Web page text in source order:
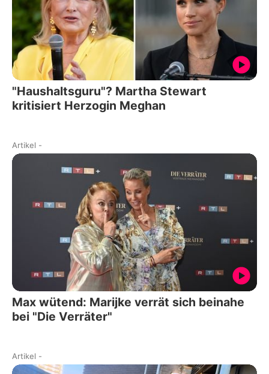
"Haushaltsguru"? Martha Stewart
kritisiert Herzogin Meghan
Artikel -
Max wütend: Marijke verrät sich beinahe
bei "Die Verräter"
Artikel -